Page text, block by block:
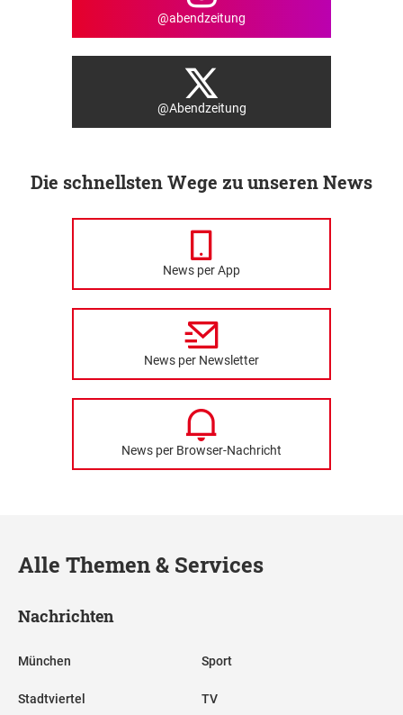
@abendzeitung
@Abendzeitung
Die schnellsten Wege zu unseren News
News per App
News per Newsletter
News per Browser-Nachricht
Alle Themen & Services
Nachrichten
München
Stadtviertel
Sport
TV